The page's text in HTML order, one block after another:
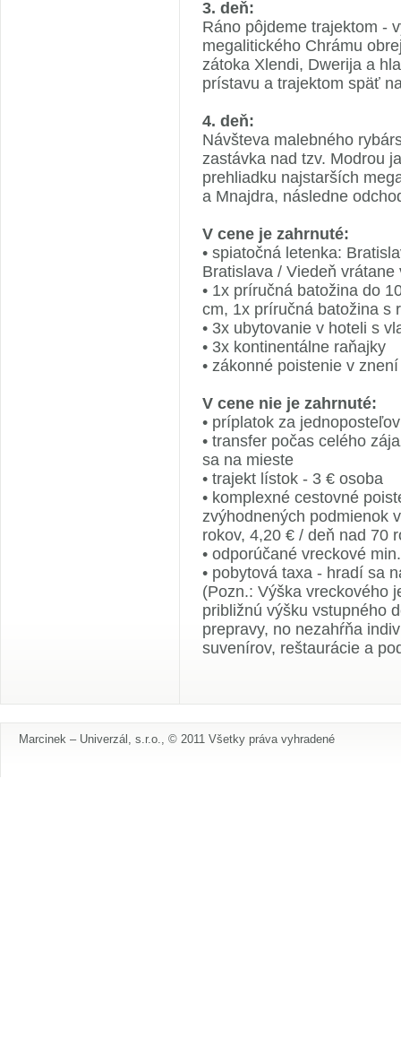
3. deň:
Ráno pôjdeme trajektom -
megalitického Chrámu
zátoka Xlendi, Dwerija a
prístavu a trajektom späť
4. deň:
Návšteva malebného
zastávka nad tzv. Modrou
prehliadku najstarších
a Mnajdra, následne
V cene je zahrnuté:
• spiatočná letenka:
Bratislava / Viedeň
• 1x príručná batožina do
cm, 1x príručná batožina s
• 3x ubytovanie v hoteli s
• 3x kontinentálne raňajky
• zákonné poistenie v
V cene nie je zahrnuté:
• príplatok za
• transfer počas celého
sa na mieste
• trajekt lístok - 3 € osoba
• komplexné cestovné
zvýhodnených podmienok
rokov, 4,20 € / deň nad 70
• odporúčané vreckové
• pobytová taxa - hradí sa
(Pozn.: Výška vreckového
približnú výšku vstupného
prepravy, no nezahŕňa
suvenírov, reštaurácie a
Marcinek – Univerzál, s.r.o., © 2011 Všetky práva vyhradené